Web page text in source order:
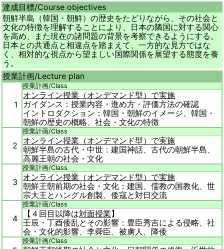
達成目標/Course objectives
朝鮮半島（韓国・朝鮮）の歴史をたどりながら、その社会と
文化の特徴を理解することにより、日本の隣国に対する関心
を高め、また現在の諸問題の背景を考察できるようにする。
日本との共通点と相違点を踏まえて、一方的な見方ではな
く、相対的な視点から望ましい国際関係を展望する態度を養
う。
授業計画/Lecture plan
1
授業計画/Class
オンライン授業（オンデマンド型）で実施
ガイダンス：授業内容・進め方・評価方法の確認
イントロダクション：韓国・朝鮮のイメージ、韓国・
朝鮮の歴史の概略、社会・文化の特徴
2
授業計画/Class
オンライン授業（オンデマンド型）で実施
朝鮮半島の古代・中世：建国神話、古代の朝鮮半島、
高麗王朝の社会・文化
3
授業計画/Class
オンライン授業（オンデマンド型）で実施
朝鮮王朝前期の社会・文化：建国、儒教の国教化、世
宗大王とハングル創製、倭寇と対日交流
4
授業計画/Class
【４回目以降は対面授業】
壬辰・丁酉倭乱とその影響：豊臣秀吉による侵略、社
会・文化的影響、李舜臣、被虜人、降倭
授業計画/Class